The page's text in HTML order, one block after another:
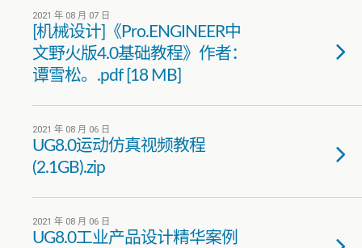
2021 年 08 月 07 日
[机械设计]《Pro.ENGINEER中
文野火版4.0基础教程》作者：
谭雪松。.pdf [18 MB]
2021 年 08 月 06 日
UG8.0运动仿真视频教程
(2.1GB).zip
2021 年 08 月 06 日
UG8.0工业产品设计精华案例